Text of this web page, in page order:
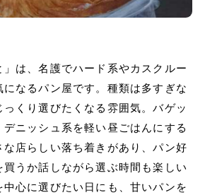
」は、名護でハード系やカスクルー
になるパン屋です。種類は多すぎな
くり選びたくなる雰囲気。バゲッ
デニッシュ系を軽い昼ごはんにする
店らしい落ち着きがあり、パン好
買うか話しながら選ぶ時間も楽しい
心に選びたい日にも、甘いパンを